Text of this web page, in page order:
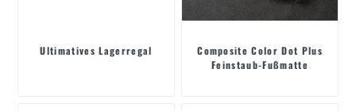
Ultimatives Lagerregal
Composite Color Dot Plus
Feinstaub-Fußmatte